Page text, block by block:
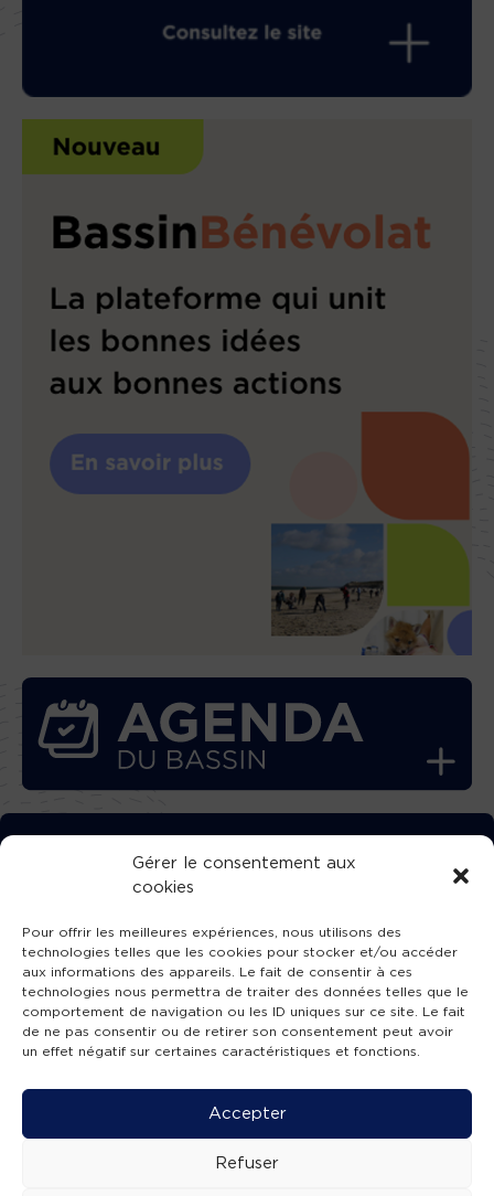
Gérer le consentement aux
cookies
Pour offrir les meilleures expériences, nous utilisons des
technologies telles que les cookies pour stocker et/ou accéder
aux informations des appareils. Le fait de consentir à ces
technologies nous permettra de traiter des données telles que le
comportement de navigation ou les ID uniques sur ce site. Le fait
de ne pas consentir ou de retirer son consentement peut avoir
un effet négatif sur certaines caractéristiques et fonctions.
Accepter
Refuser
TÉLÉCHARGEZ GRATUITEMENT
L’APPLICATION TVBA !
SUIVEZ-NOUS !
Mentions légales -Accessibilité